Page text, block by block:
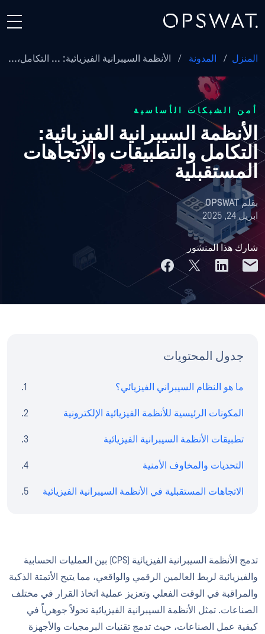
المنزل / المدونة / الأنظمة السيبرانية الفيزيائية: ... التكامل،...
أمن الشبكات الأساسية
الأنظمة السيبرانية الفيزيائية:
التكامل والتطبيقات والاتجاهات
المستقبلية
بقلمOPSWAT
ابريل 24, 2025
شارك هذا المنشور
جدول المحتويات
ما هو النظام السيبراني الفيزيائي؟
المكونات الرئيسية للأنظمة الفيزيائية الإلكترونية
تطبيقات الأنظمة السيبرانية الفيزيائية
التحديات والمخاوف الأمنية
الاتجاهات المستقبلية في الأنظمة السيبرانية الفيزيائية
تدمج الأنظمة السيبرانية الفيزيائية (CPS) بين العمليات الحسابية
والفيزيائية لربط العالمين الرقمي والواقعي، مما يتيح الأتمتة الذكية
والمراقبة في الوقت الفعلي وتعزيز عملية اتخاذ القرار في مختلف
الصناعات. تمثل الأنظمة السيبرانية الفيزيائية تحولاً جوهرياً في
كيفية عمل الصناعات، حيث تدمج تقنيات البرمجيات والأجهزة